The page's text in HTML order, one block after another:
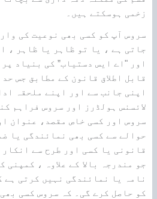
زخمی ہوسکتے ہیں۔
سروس آپ کو کسی بھی نوعیت کی
جاتی ہے ، یا تو ظاہر یا ظاہر ،
اور "اے ایس دستیاب” کی بنیاد
قابل اطلاق قانون کے مطابق جس
اپنی جانب سے اور اپنے ملحقہ
لائسنس ہولڈرز اور سروس فراہم
سروس اور کسی خاص مقصد، عنوان
حوالے سے کسی بھی نمائندگی یا
قانونی یا کسی اور طرح سے
جو مندرجہ بالا کے علاوہ ، کمپنی
نامہ یا نمائندگی نہیں کرتی ہے
کو حاصل کرے گی۔ کہ سروس کسی